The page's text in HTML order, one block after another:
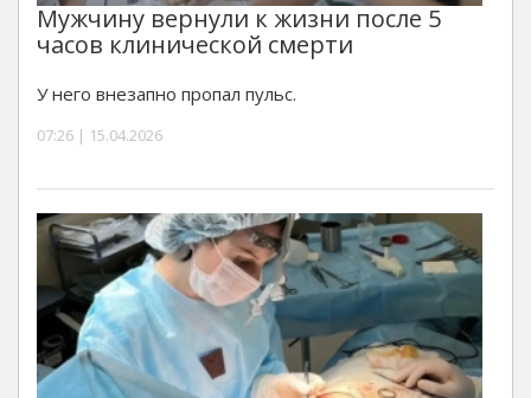
Мужчину вернули к жизни после 5
часов клинической смерти
У него внезапно пропал пульс.
07:26 | 15.04.2026